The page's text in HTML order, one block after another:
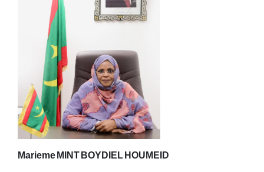
Marieme MINT BOYDIEL HOUMEID